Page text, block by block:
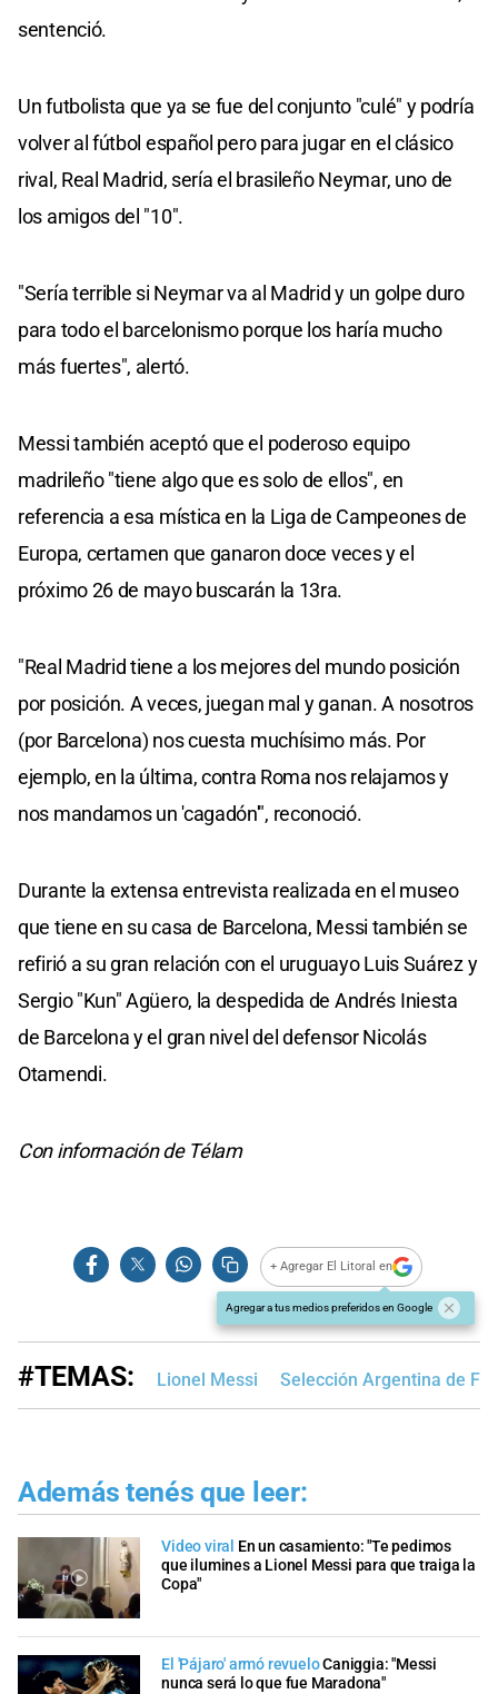
sentenció.
Un futbolista que ya se fue del conjunto "culé" y podría
volver al fútbol español pero para jugar en el clásico
rival, Real Madrid, sería el brasileño Neymar, uno de
los amigos del "10".
"Sería terrible si Neymar va al Madrid y un golpe duro
para todo el barcelonismo porque los haría mucho
más fuertes", alertó.
Messi también aceptó que el poderoso equipo
madrileño "tiene algo que es solo de ellos", en
referencia a esa mística en la Liga de Campeones de
Europa, certamen que ganaron doce veces y el
próximo 26 de mayo buscarán la 13ra.
"Real Madrid tiene a los mejores del mundo posición
por posición. A veces, juegan mal y ganan. A nosotros
(por Barcelona) nos cuesta muchísimo más. Por
ejemplo, en la última, contra Roma nos relajamos y
nos mandamos un 'cagadón'", reconoció.
Durante la extensa entrevista realizada en el museo
que tiene en su casa de Barcelona, Messi también se
refirió a su gran relación con el uruguayo Luis Suárez y
Sergio "Kun" Agüero, la despedida de Andrés Iniesta
de Barcelona y el gran nivel del defensor Nicolás
Otamendi.
Con información de Télam
+ Agregar El Litoral en
Agregar a tus medios preferidos en Google
#TEMAS: Lionel Messi Selección Argentina de
Además tenés que leer:
Video viral En un casamiento: "Te pedimos
que ilumines a Lionel Messi para que traiga la
Copa"
El 'Pájaro' armó revueloCaniggia: "Messi
nunca será lo que fue Maradona"